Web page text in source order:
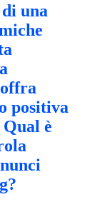
una
positiva
è